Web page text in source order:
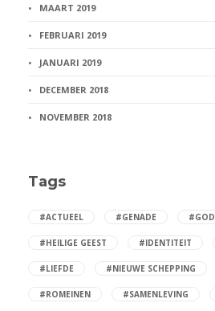
MAART 2019
FEBRUARI 2019
JANUARI 2019
DECEMBER 2018
NOVEMBER 2018
Tags
#ACTUEEL #GENADE #GOD
#HEILIGE GEEST #IDENTITEIT
#LIEFDE #NIEUWE SCHEPPING
#ROMEINEN #SAMENLEVING